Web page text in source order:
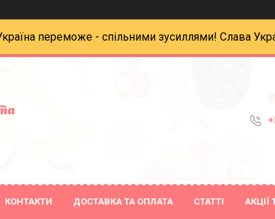
переможе - спільними зусиллями! Слава
КОНТАКТИ ДОСТАВКА ТА ОПЛАТА СТАТТІ